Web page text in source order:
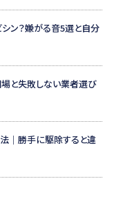
ン？嫌がる音5選と自分
と失敗しない業者選び
｜勝手に駆除すると違